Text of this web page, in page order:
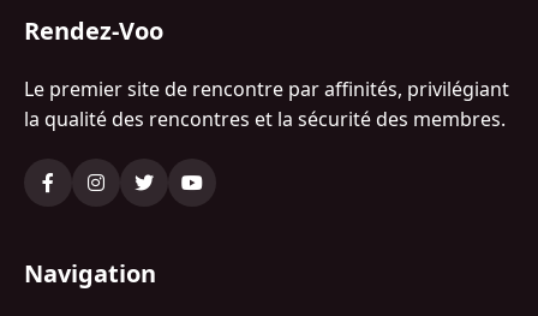
Rendez-Voo
Le premier site de rencontre par affinités, privilégiant
la qualité des rencontres et la sécurité des membres.
Navigation